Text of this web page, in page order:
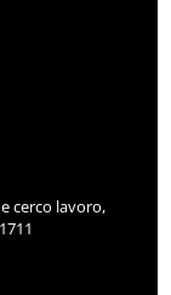
cerco lavoro,